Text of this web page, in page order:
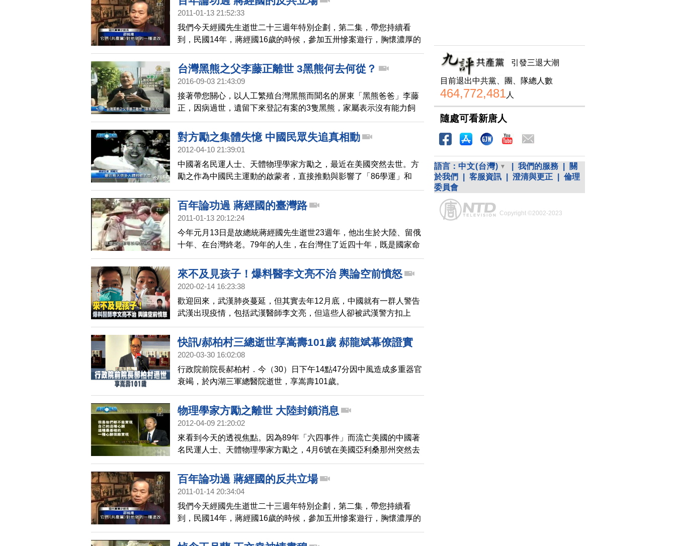
年，除了公司重要活動，鮮少露面，健康問題一直是大家所關心。媒
享年54歲，家屬方面非常低調，不願意對外發言。嚴凱泰，從1989年
返回台灣接手裕隆汽車，1995年在林信義的支持下，以一款Cefiro百
萬名車讓裕
2011-01-13 21:52:33
我們今天經國先生逝世二十三週年特別企劃，第二集，帶您持續看
到，民國14年，蔣經國16歲的時候，參加五卅慘案遊行，胸懷濃厚的
民族主義，他向父親蔣介石提出想到蘇俄讀大學的要求，沒想到這一
去，就待了十二年，由於中蘇政治關係的轉變，他從留學生一變成為
人質，被下放西伯利亞勞改，鍛煉堅強的意志、在那裡認識了他的終
台灣黑熊之父李藤正離世 3黑熊何去何從？
2016-09-03 21:43:09
接著帶您關心，以人工繁殖台灣黑熊而聞名的屏東「黑熊爸爸」李藤
正，因病過世，遺留下來登記有案的3隻黑熊，家屬表示沒有能力飼
養，有意打算將黑熊捐贈出去，不過，飼養黑熊每年至少得花費100
萬元，但目前各收容中心預算吃緊，黑熊何去何從，成為關注焦點。
對方勵之集體失憶 中國民眾失追真相動
2012-04-10 21:39:01
中國著名民運人士、天體物理學家方勵之，最近在美國突然去世。方
勵之作為中國民主運動的啟蒙者，直接推動與影響了「86學運」和
「89學運」。不過方勵之的信息在中國大陸卻被長期掩蓋，很多民眾
不知道方勵之已經去世，甚至有些人，根本沒有聽說過方勵之這個名
字。
百年論功過 蔣經國的臺灣路
2011-01-13 20:12:24
今年元月13日是故總統蔣經國先生逝世23週年，他出生於大陸、留俄
十年、在台灣終老。79年的人生，在台灣住了近四十年，既是國家命
運的見證者、也是建設者，我們特別企畫了經國先生紀念特輯，第一
集，先從經國先生的台灣路開始。
來不及見孩子！爆料醫李文亮不治 輿論空前憤怒
2020-02-14 16:23:38
歡迎回來，武漢肺炎蔓延，但其實去年12月底，中國就有一群人警告
武漢出現疫情，包括武漢醫師李文亮，但這些人卻被武漢警方扣上
「傳播謠言」理由來所謂「訓誡」。後來李文亮染病被隔離治療，中
共當時還是不公布疫情已出現人傳人；2月7日凌晨，醫院宣布李文亮
搶救不治，享年34歲，留下懷孕的妻子與孩子。
快訊/郝柏村三總逝世享嵩壽101歲 郝龍斌幕僚證實
2020-03-30 16:02:08
行政院前院長郝柏村．今（30）日下午14點47分因中風造成多重器官
衰竭，於內湖三軍總醫院逝世，享嵩壽101歲。
物理學家方勵之離世 大陸封鎖消息
2012-04-09 21:20:02
來看到今天的透視焦點。因為89年「六四事件」而流亡美國的中國著
名民運人士、天體物理學家方勵之，4月6號在美國亞利桑那州突然去
世，享年76歲。海外人士紛紛對方勵之的逝世 表示哀悼，並計劃組織
大規模紀念活動。但方勵之去世的消息卻被大陸當局嚴密封鎖。分析
人士指出，中共本質邪惡、欠下無數血債，民眾千萬不能對它抱有任
百年論功過 蔣經國的反共立場
2011-01-14 20:34:04
我們今天經國先生逝世二十三週年特別企劃，第二集，帶您持續看
到，民國14年，蔣經國16歲的時候，參加五卅慘案遊行，胸懷濃厚的
民族主義，他向父親蔣介石提出想到蘇俄讀大學的要求，沒想到這一
去，就待了十二年，由於中蘇政治關係的轉變，他從留學生一變成為
引發三退大潮
目前退出中共黨、團、隊總人數
464,772,481人
隨處可看新唐人
語言： 中文(台灣) 我們的服務
關
於我們
客服資訊 澄清與更正
倫理
委員會
Copyright ©2002-2023